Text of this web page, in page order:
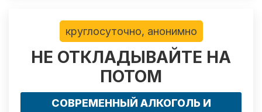
круглосуточно, анонимно
НЕ ОТКЛАДЫВАЙТЕ НА
ПОТОМ
СОВРЕМЕННЫЙ АЛКОГОЛЬ И